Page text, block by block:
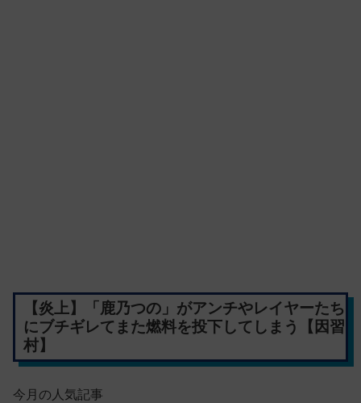
【炎上】「鹿乃つの」がアンチやレイヤーたち
にブチギレてまた燃料を投下してしまう【因習
村】
今月の人気記事